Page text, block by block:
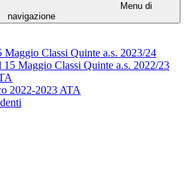
Menu di
navigazione
Maggio Classi Quinte a.s. 2023/24
15 Maggio Classi Quinte a.s. 2022/23
2022-2023 ATA